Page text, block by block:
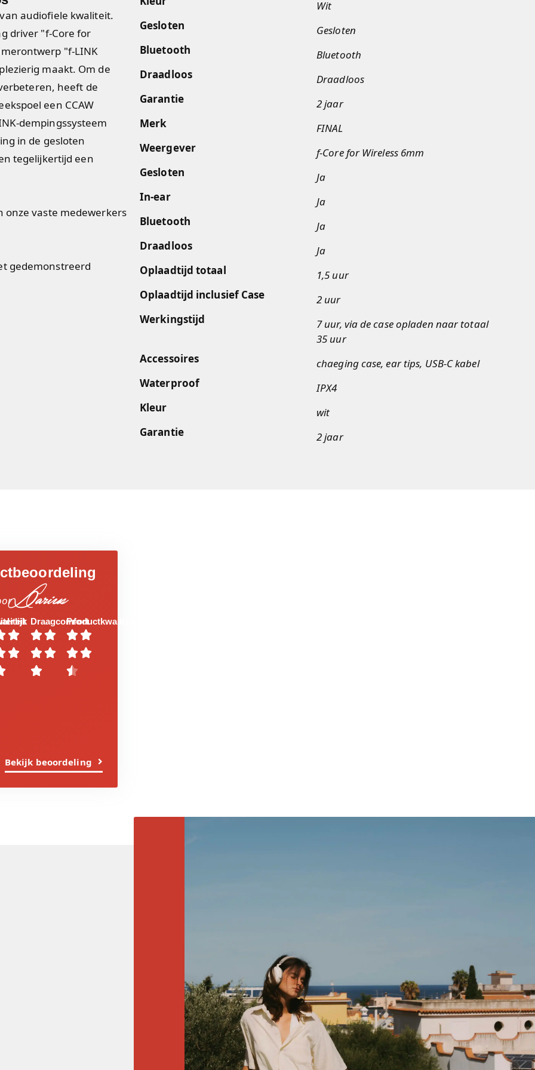
audiofiele kwaliteit.
driver "f-Core for
"f-LINK
maakt. Om de
heeft de
een CCAW
dempingssysteem
in de gesloten
tegelijkertijd een
onze vaste medewerkers
gedemonstreerd
Wit
Gesloten
Gesloten
Bluetooth
Bluetooth
Draadloos
Draadloos
Garantie
2 jaar
Merk
FINAL
Weergever
f-Core for Wireless 6mm
Gesloten
Ja
In-ear
Ja
Bluetooth
Ja
Draadloos
Ja
Oplaadtijd totaal
1,5 uur
Oplaadtijd inclusief Case
2 uur
Werkingstijd
7 uur, via de case opladen naar totaal
35 uur
Accessoires
chaeging case, ear tips, USB-C kabel
Waterproof
IPX4
Kleur
wit
Garantie
2 jaar
Darius


Draagcomfort



Productkwaliteit



Bekijk beoordeling